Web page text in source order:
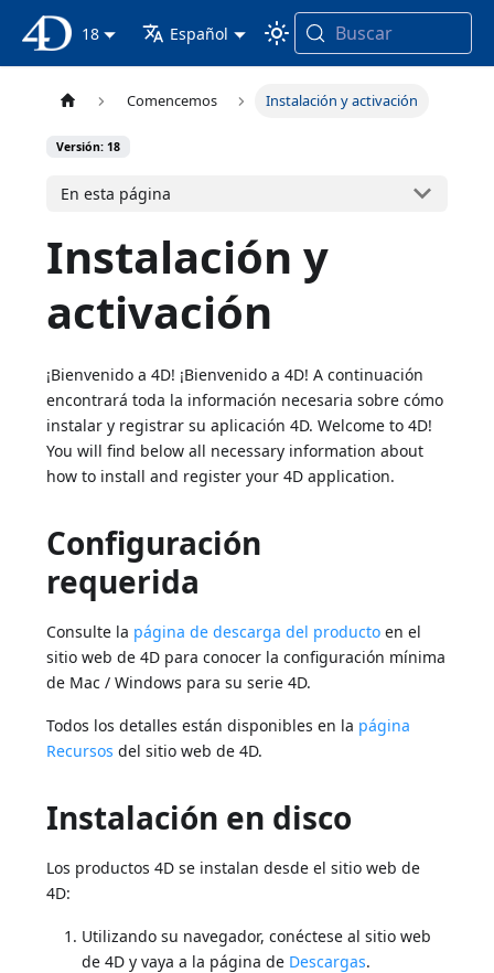
Documentación 4D
18 Español Buscar
Comencemos Instalación y activación
Versión: 18
En esta página
Instalación y
activación
¡Bienvenido a 4D! ¡Bienvenido a 4D! A continuación
encontrará toda la información necesaria sobre cómo
instalar y registrar su aplicación 4D. Welcome to 4D!
You will find below all necessary information about
how to install and register your 4D application.
Configuración
requerida
Consulte la página de descarga del producto en el
sitio web de 4D para conocer la configuración mínima
de Mac / Windows para su serie 4D.
Todos los detalles están disponibles en la página
Recursos del sitio web de 4D.
Instalación en disco
Los productos 4D se instalan desde el sitio web de
4D:
Utilizando su navegador, conéctese al sitio web
de 4D y vaya a la página de Descargas.